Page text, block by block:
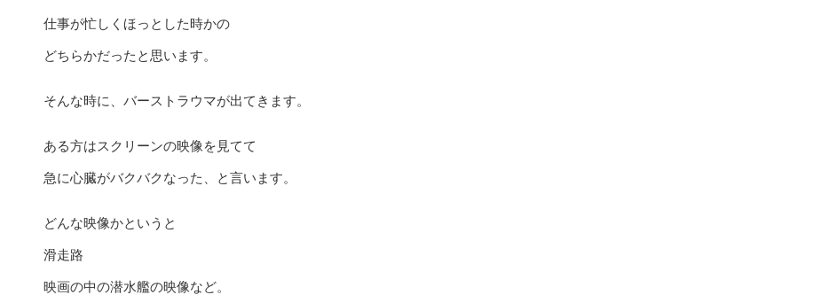
仕事が忙しくほっとした時かの
どちらかだったと思います。
そんな時に、バーストラウマが出てきます。
ある方はスクリーンの映像を見てて
急に心臓がバクバクなった、と言います。
どんな映像かというと
滑走路
映画の中の潜水艦の映像など。